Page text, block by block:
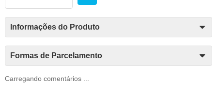
Informações do Produto
Formas de Parcelamento
Carregando comentários ...